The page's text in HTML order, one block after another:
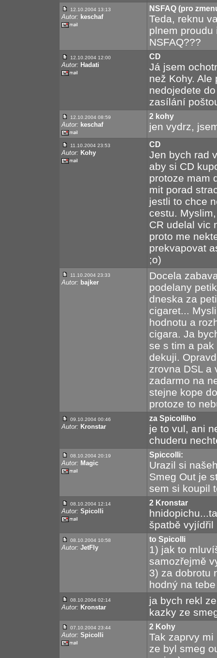
12.10.2004 13:13
Autor: keschaf
NSFAQ (pro
Teda, reknu
plnem proudu
NSFAQ???
12.10.2004 12:00
Autor: Hadati
CD
Já jsem
než Kohy. Ale
nedojedete
zasílání
12.10.2004 08:59
Autor: keschaf
2 kohy
jen vydrz,
11.10.2004 23:53
Autor: Kohy
CD
Jen bych rad
aby si CD
protoze mam
mit porad
jestli to chce
cestu.
CR udelal vic
proto me
prekvapovat
;o)
11.10.2004 23:33
Autor: bajker
Docela
podelany
dneska za
cigaret...
hodnotu a
cigara. Ja
se s tim a
dekuji.
zrovna DSL a
zadarmo na
stejne kope
protoze to
09.10.2004 00:46
Autor: Kronstar
za Spicolliho
je to vul, ani
chuderu
08.10.2004 20:19
Autor: Magic
Spiccolli:
Urazil si
Smeg Out je
sem si koupil
08.10.2004 12:14
Autor: Spicolli
2 Kronstar
špatbě vyjídřil
08.10.2004 10:58
Autor: JetFly
to Spicolli
1) jak to
samozřejmě
3) za dobrotu
hodný na
08.10.2004 02:14
Autor: Kronstar
ja bych rekl
kazky ze
07.10.2004 23:44
Autor: Spicolli
2 Kohy
Tak zaprvy
ze byl smeg